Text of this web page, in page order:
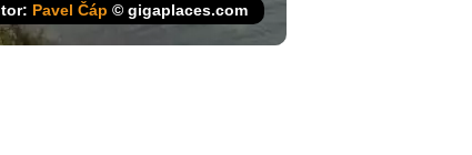
Pavel Čáp © gigaplaces.com